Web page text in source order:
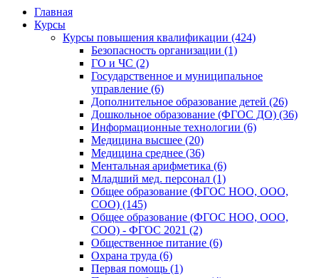
Главная
Курсы
Курсы повышения квалификации (424)
Безопасность организации (1)
ГО и ЧС (2)
Государственное и муниципальное
управление (6)
Дополнительное образование детей (26)
Дошкольное образование (ФГОС ДО) (36)
Информационные технологии (6)
Медицина высшее (20)
Медицина среднее (36)
Ментальная арифметика (6)
Младший мед. персонал (1)
Общее образование (ФГОС НОО, ООО,
СОО) (145)
Общее образование (ФГОС НОО, ООО,
СОО) - ФГОС 2021 (2)
Общественное питание (6)
Охрана труда (6)
Первая помощь (1)